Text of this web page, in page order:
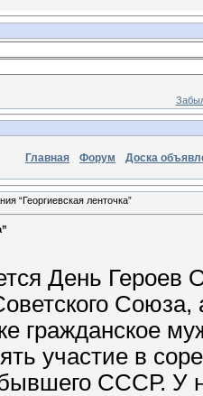
Главная Форум Доска
“Георгиевская ленточка”
День Героев
гражданское
участие в
СССР. У